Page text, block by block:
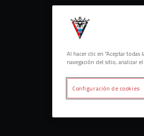
Al hacer clic en “Aceptar
navegación del sitio, analizar
Configuración de cookies